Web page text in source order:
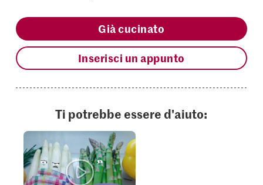
Già cucinato
Inserisci un appunto
Ti potrebbe essere d'aiuto: